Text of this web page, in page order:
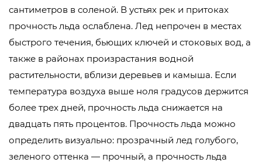
сантиметров в соленой. В устьях рек и притоках
прочность льда ослаблена. Лед непрочен в местах
быстрого течения, бьющих ключей и стоковых вод, а
также в районах произрастания водной
растительности, вблизи деревьев и камыша. Если
температура воздуха выше ноля градусов держится
более трех дней, прочность льда снижается на
двадцать пять процентов. Прочность льда можно
определить визуально: прозрачный лед голубого,
зеленого оттенка — прочный, а прочность льда